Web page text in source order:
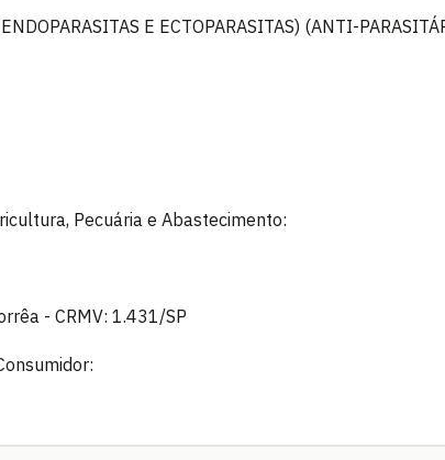
E ECTOPARASITAS) (ANTI-
Pecuária e Abastecimento:
- CRMV: 1.431/SP